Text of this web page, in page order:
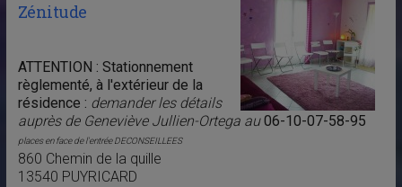
Zénitude
ATTENTION : Stationnement
règlementé, à l'extérieur de la
résidence : demander les détails
auprès de Geneviève Jullien-Ortega au06-10-07-58-95
places en face de l'entrée DECONSEILLEES
860 Chemin de la quille
13540 PUYRICARD